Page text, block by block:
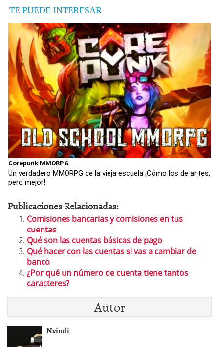
TE PUEDE INTERESAR
Corepunk MMORPG
Un verdadero MMORPG de la vieja escuela ¡Cómo los de antes,
pero mejor!
Publicaciones Relacionadas:
Comisiones bancarias y comisiones en tus
cuentas
Qué son las cuentas básicas de pago
Qué hacer con las cuentas si vas a cambiar de
banco
¿Por qué un número de cuenta tiene tantos
caracteres?
Autor
Nvindi